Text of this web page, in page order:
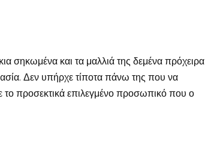
σηκωμένα και τα μαλλιά της δεμένα πρόχειρα
Δεν υπήρχε τίποτα πάνω της που να
το προσεκτικά επιλεγμένο προσωπικό που ο